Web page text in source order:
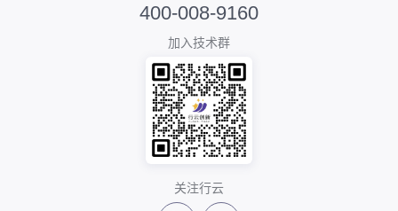
400-008-9160
加入技术群
关注行云